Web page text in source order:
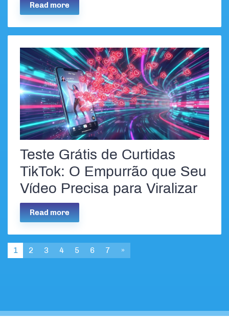
Read more
Teste Grátis de Curtidas
TikTok: O Empurrão que Seu
Vídeo Precisa para Viralizar
Read more
1 2 3 4 5 6 7 »